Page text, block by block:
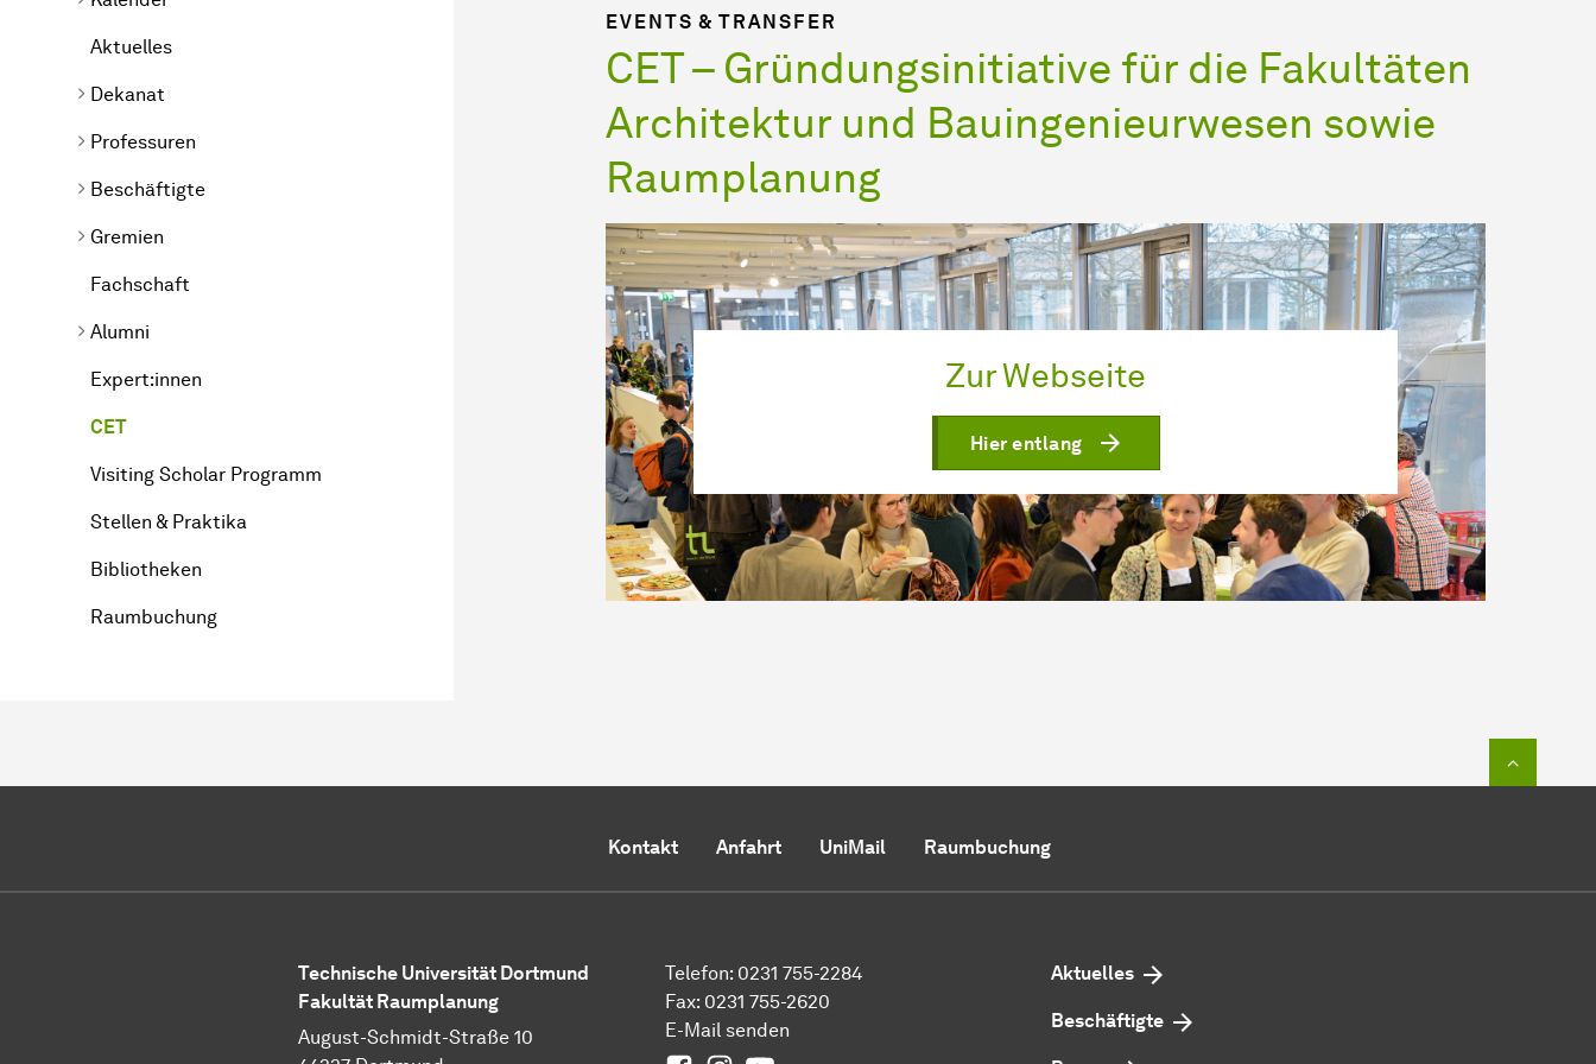
Aktuelles
Dekanat
Professuren
Beschäftigte
Gremien
Fachschaft
Alumni
Expert:innen
CET
Visiting Scholar Programm
Stellen & Praktika
Bibliotheken
Raumbuchung
EVENTS & TRANSFER
CET – Gründungsinitiative für die Fa­kul­tä­ten
Ar­chi­tek­tur und Bau­in­ge­ni­eur­we­sen sowie
Raum­pla­nung
Zur Webseite
Hier entlang
Kontakt Anfahrt UniMail Raumbuchung
Technische Universität Dortmund
Fakultät Raumplanung
August-Schmidt-Straße 10
Telefon: 0231 755-2284
Fax: 0231 755-2620
E-Mail senden
Aktuelles
Beschäftigte